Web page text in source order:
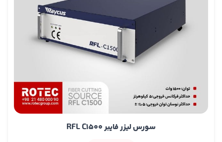
سورس لیزر فایبر RFL C1500